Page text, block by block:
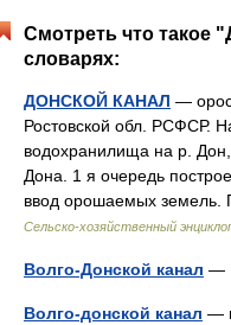
Смотреть что такое
словарях:
ДОНСКОЙ КАНАЛ —
Ростовской обл. РСФСР.
водохранилища на р.
Дона. 1 я очередь
ввод орошаемых земель.
Сельско-хозяйственный
Волго-Донской канал —
Волго-донской канал —